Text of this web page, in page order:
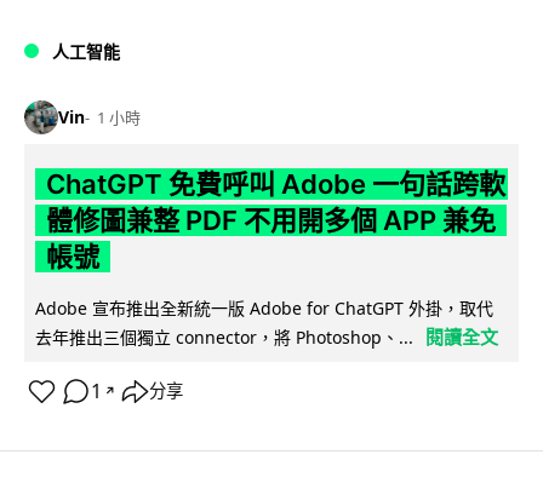
人工智能
Vin 1 小時
ChatGPT 免費呼叫 Adobe 一句話跨軟
體修圖兼整 PDF 不用開多個 APP 兼免
帳號
Adobe 宣布推出全新統一版 Adobe for ChatGPT 外掛，取代
去年推出三個獨立 connector，將 Photoshop、...
閱讀全文
1 ↗ 分享